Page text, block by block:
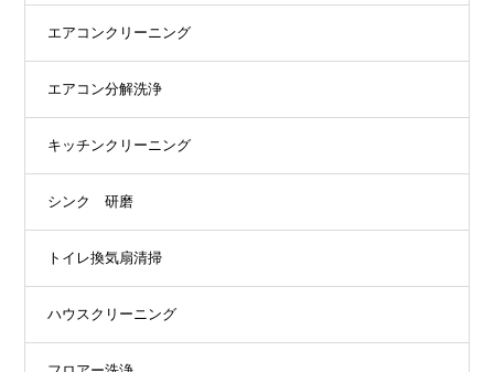
エアコンクリーニング
エアコン分解洗浄
キッチンクリーニング
シンク 研磨
トイレ換気扇清掃
ハウスクリーニング